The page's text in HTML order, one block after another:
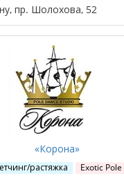
пр. Шолохова, 52
«Корона»
растяжка Exotic Pole